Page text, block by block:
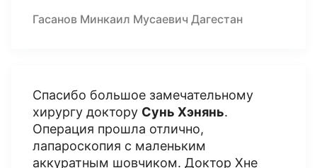
Гасанов Минкаил Мусаевич Дагестан
Спасибо большое замечательному
хирургу доктору Сунь Хэнянь.
Операция прошла отлично,
лапароскопия с маленьким
аккуратным шовчиком. Доктор Хне